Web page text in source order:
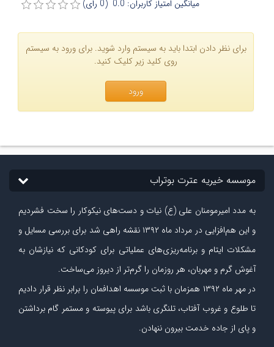
میانگین امتیاز کاربران: 0.0 (0 رای)
برای نظر دادن ابتدا باید به سیستم وارد شوید. برای ورود به سیستم
روی کلید زیر کلیک کنید.
ورود
موسسه خیریه عترت بوتراب
به مدد امیرمومنان علی (ع) نیات و دست‏‌های نیکوکار را سخت فشردیم
و این هم‌افزایی در مرداد ماه ۱۳۹۲ نقشه راهی شد برای بررسی مسایل و
مشکلات ایتام و برنامه‌ریزی‏‌های عملیاتی برای کودکانی که نیازشان به
آغوش گرم و مهربان، هر روزمان را گرم‌تر از دیروز می‏‌ساخت.
در مهر ماه ۱۳۹۲ همزمان با ثبت موسسه اهدافمان را برابر نظر قرار دادیم
تا طلوع و غروب آفتاب، تلنگری باشد برای پیوسته و مستمر گام برداشتن
و پای از جاده‏ خدمت بیرون ننهادن.